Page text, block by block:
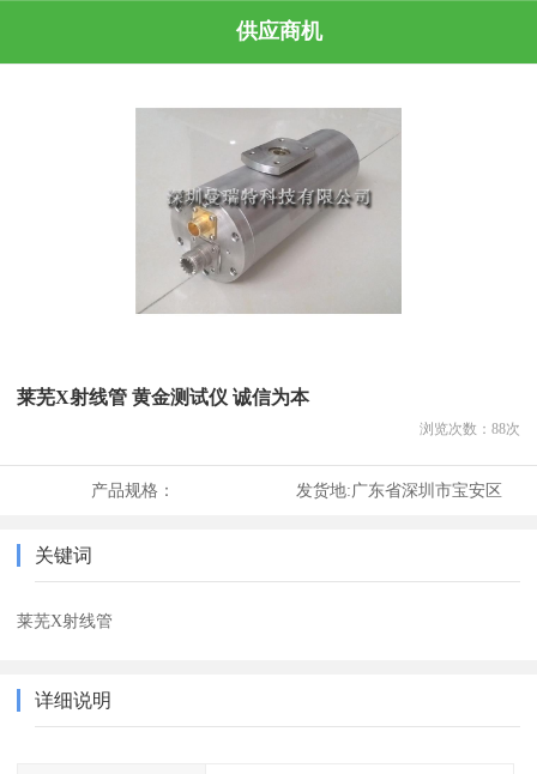
供应商机
莱芜X射线管 黄金测试仪 诚信为本
浏览次数： 88次
产品规格： 发货地:广东省深圳市宝安区
关键词
莱芜X射线管
详细说明